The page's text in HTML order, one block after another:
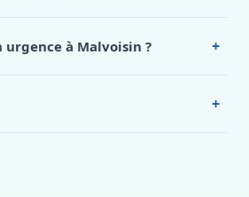
53 24 26.à Malvoisin ? +
+